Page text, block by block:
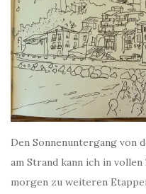
Den Sonnenuntergang von
am Strand kann ich in
morgen zu weiteren